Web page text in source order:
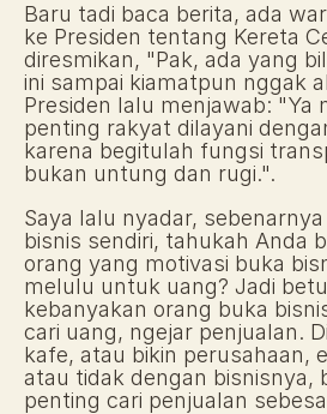
Baru tadi baca berita, ada
ke Presiden tentang Kereta
diresmikan, "Pak, ada yang
ini sampai kiamatpun nggak
Presiden lalu menjawab: "Ya
penting rakyat dilayani
karena begitulah fungsi
bukan untung dan rugi.".
Saya lalu nyadar,
bisnis sendiri, tahukah Anda
orang yang motivasi buka
melulu untuk uang? Jadi
kebanyakan orang buka
cari uang, ngejar penjualan.
kafe, atau bikin perusahaan,
atau tidak dengan bisnisnya,
penting cari penjualan